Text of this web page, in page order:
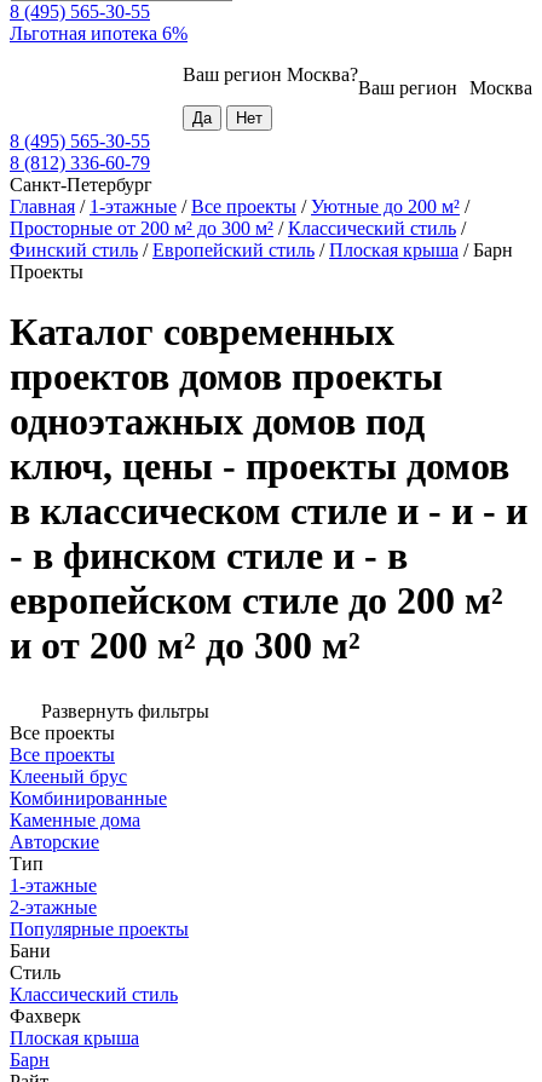
8 (495) 565-30-55
Льготная ипотека 6%
Москва
Ваш регион
Ваш регион Москва?
8 (495) 565-30-55
8 (812) 336-60-79
Санкт-Петербург
Главная / 1-этажные /Все проекты /Уютные до 200 м² /
Просторные от 200 м² до 300 м² /Классический стиль /
Финский стиль /Европейский стиль /Плоская крыша /Барн
Проекты
Каталог современных
проектов домов проекты
одноэтажных домов под
ключ, цены - проекты домов
в классическом стиле и - и - и
- в финском стиле и - в
европейском стиле до 200 м²
и от 200 м² до 300 м²
Развернуть фильтры
Все проекты
Все проекты
Клееный брус
Комбинированные
Каменные дома
Авторские
Тип
1-этажные
2-этажные
Популярные проекты
Бани
Стиль
Классический стиль
Фахверк
Плоская крыша
Барн